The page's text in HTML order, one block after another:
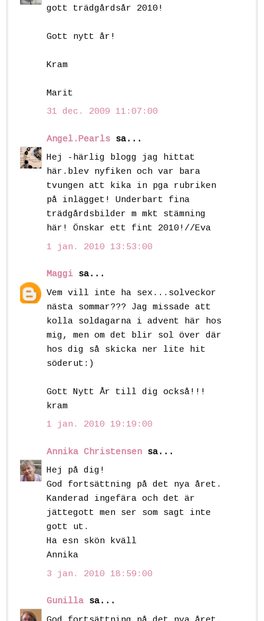
gott trädgårdsår 2010!
Gott nytt år!
Kram
Marit
31 dec. 2009 11:07:00
Angel.Pearls sa...
Hej -härlig blogg jag hittat
här.blev nyfiken och var bara
tvungen att kika in pga rubriken
på inlägget! Underbart fina
trädgårdsbilder m mkt stämning
här! Önskar ett fint 2010!//Eva
1 jan. 2010 13:53:00
Maggi sa...
Vem vill inte ha sex...solveckor
nästa sommar??? Jag missade att
kolla soldagarna i advent här hos
mig, men om det blir sol över där
hos dig så skicka ner lite hit
söderut:)
Gott Nytt År till dig också!!!
kram
1 jan. 2010 19:19:00
Annika Christensen sa...
Hej på dig!
God fortsättning på det nya året.
Kanderad ingefära och det är
jättegott men ser som sagt inte
gott ut.
Ha esn skön kväll
Annika
3 jan. 2010 18:59:00
Gunilla sa...